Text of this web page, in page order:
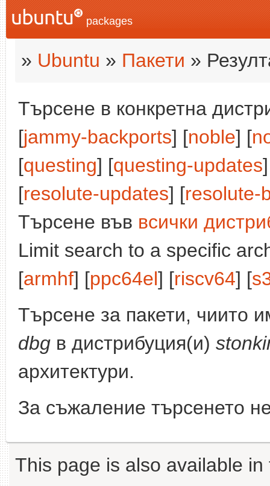
packages
» Ubuntu » Пакети »
Търсене в конкретна
[jammy-backports] [noble] [
[questing] [questing-updates
[resolute-updates] [resolute-
Търсене във всички
Limit search to a specific
[armhf] [ppc64el] [riscv64] [
Търсене за пакети, чиито
dbg в дистрибуция(и)
архитектури.
За съжаление търсенето
This page is also available